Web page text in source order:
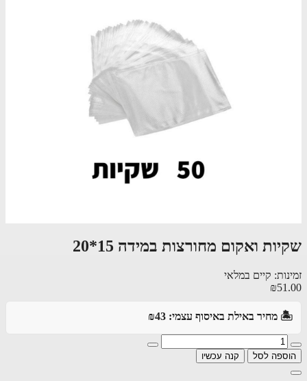
ואקום מחורצות במידה 15*20
קיים במלאי
מחיר באילת באיסוף עצמי: ₪43
לסל קנה עכשיו